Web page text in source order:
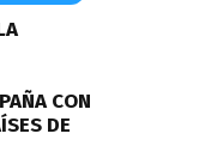
CON
DE